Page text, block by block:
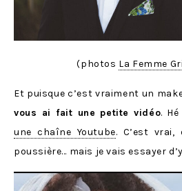
(photos La Femme
Et puisque c’est vraiment un
vous ai fait une petite vidéo.
une chaîne Youtube. C’est
poussière… mais je vais essayer